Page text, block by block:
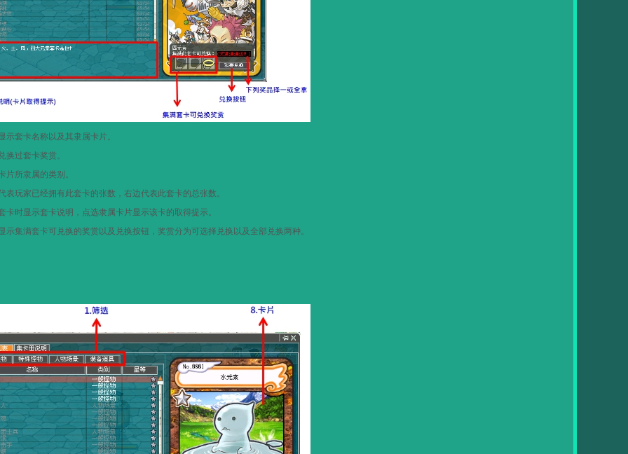
示套卡名称以及其隶属卡片。
换过套卡奖赏。
片所隶属的类别。
表玩家已经拥有此套卡的张数，右边代表此套卡的总张数。
卡时显示套卡说明，点选隶属卡片显示该卡的取得提示。
示集满套卡可兑换的奖赏以及兑换按钮，奖赏分为可选择兑换以及全部兑换两种。